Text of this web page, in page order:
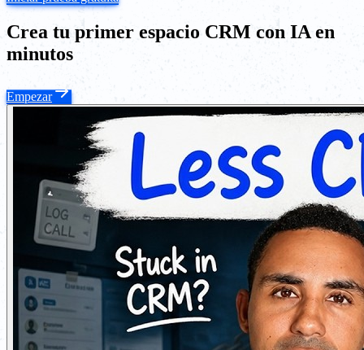
Crea tu primer espacio CRM con IA en
minutos
Empezar